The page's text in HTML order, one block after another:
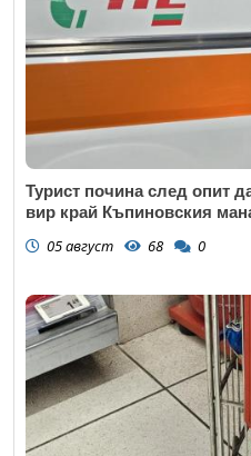
Турист почина след опит
вир край Къпиновския
05 август 68 0